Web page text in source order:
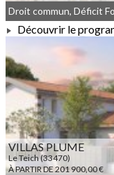
À PARTIR DE 221
Droit commun, Déficit
Découvrir le
VILLAS PLUME
Le Teich (33470)
À PARTIR DE 201 900,00 €